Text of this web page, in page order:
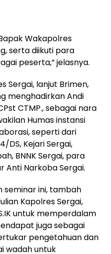
Wakapolres
serta diikuti para
peserta,” jelasnya.
Sergai, lanjut Brimen,
menghadirkan Andi
CTMP., sebagai nara
Humas instansi
seperti dari
DS, Kejari Sergai,
BNNK Sergai, para
Anti Narkoba Sergai.
seminar ini, tambah
Kapolres Sergai,
untuk memperdalam
juga sebagai
pengetahuan dan
wadah untuk